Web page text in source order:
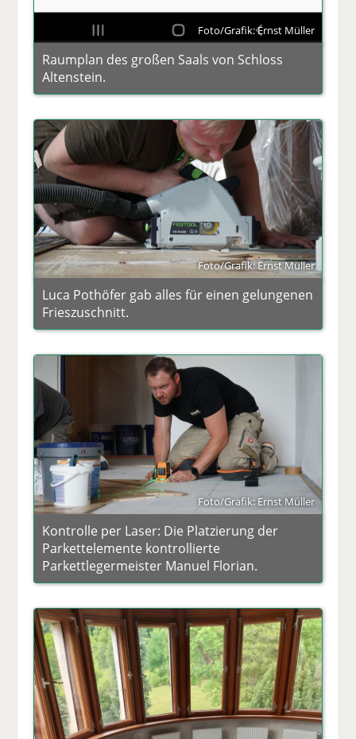
Foto/Grafik: Ernst Müller
Raumplan des großen Saals von Schloss
Altenstein.
Foto/Grafik: Ernst Müller
Luca Pothöfer gab alles für einen gelungenen
Frieszuschnitt.
Foto/Grafik: Ernst Müller
Kontrolle per Laser: Die Platzierung der
Parkettelemente kontrollierte
Parkettlegermeister Manuel Florian.